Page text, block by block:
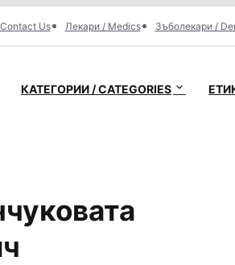
Us Лекари / Medics Зъболекари /
КАТЕГОРИИ / CATEGORIES